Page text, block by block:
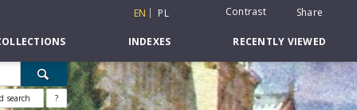
EN PL Contrast Share
INDEXES RECENTLY VIEWED
search ?